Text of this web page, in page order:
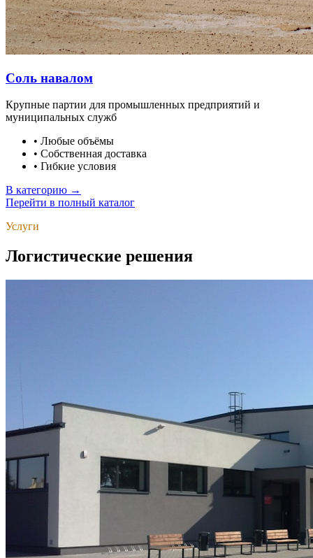
Соль навалом
Крупные партии для промышленных предприятий и
муниципальных служб
• Любые объёмы
• Собственная доставка
• Гибкие условия
В категорию →
Перейти в полный каталог
Услуги
Логистические решения